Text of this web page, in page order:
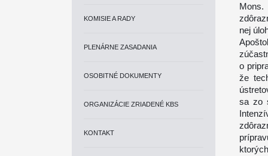
KOMISIE A RADY
PLENÁRNE ZASADANIA
OSOBITNÉ DOKUMENTY
ORGANIZÁCIE ZRIADENÉ KBS
KONTAKT
nej
o
že
sa zo